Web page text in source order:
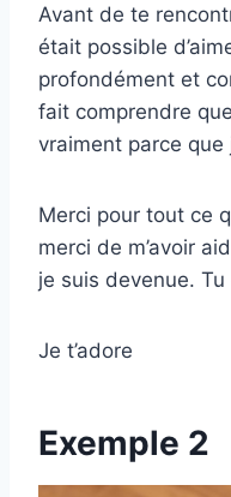
Avant de te
était possible
profondément et
fait comprendre
vraiment parce
Merci pour tout ce
merci de m’avoir
je suis devenue. Tu
Je t’adore
Exemple 2